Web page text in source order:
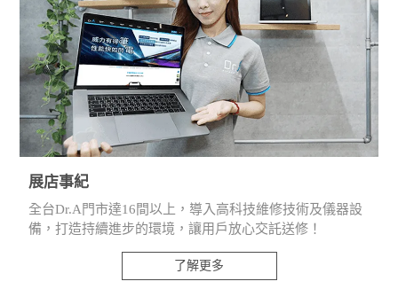
展店事紀
全台Dr.A門市達16間以上，導入高科技維修技術及儀器設
備，打造持續進步的環境，讓用戶放心交託送修！
了解更多